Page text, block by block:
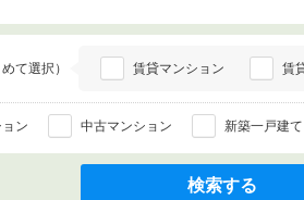
て選択） 賃貸マンション 賃
ン 中古マンション 新築一戸建て
検索する